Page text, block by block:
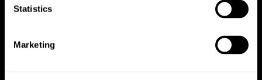
Statistics
Marketing